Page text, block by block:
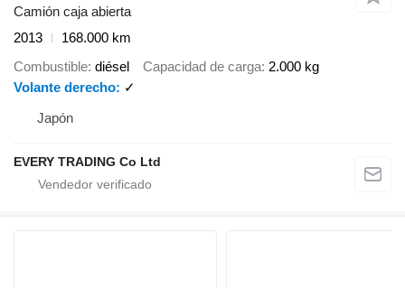
Camión caja abierta
2013
168.000 km
Combustible diésel Capacidad de carga 2.000 kg
Volante derecho
✓
Japón
EVERY TRADING Co Ltd